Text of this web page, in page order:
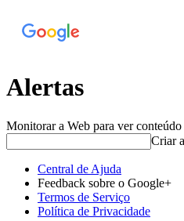
Alertas
Monitorar a Web para ver conteúdo
Criar
Central de Ajuda
Feedback sobre o Google+
Termos de Serviço
Política de Privacidade